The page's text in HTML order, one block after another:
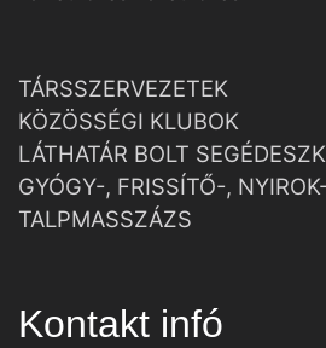
TÁRSSZERVEZETEK
KÖZÖSSÉGI KLUBOK
LÁTHATÁR BOLT
GYÓGY-, FRISSÍTŐ-,
TALPMASSZÁZS
Kontakt infó